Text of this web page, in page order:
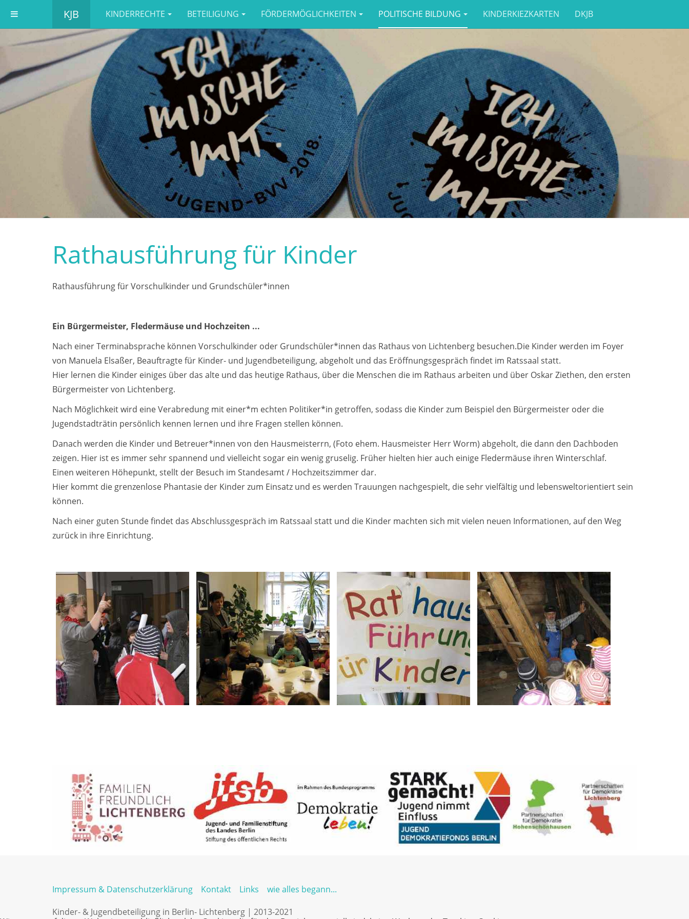
KJB KINDERRECHTE BETEILIGUNG FÖRDERMÖGLICHKEITEN POLITISCHE BILDUNG KINDERKIEZKARTEN DKJB
Rathausführung für Kinder
Rathausführung für Vorschulkinder und Grundschüler*innen
Ein Bürgermeister, Fledermäuse und Hochzeiten ...
Nach einer Terminabsprache können Vorschulkinder oder Grundschüler*innen das Rathaus von Lichtenberg besuchen.Die Kinder werden im Foyer
von Manuela Elsaßer, Beauftragte für Kinder- und Jugendbeteiligung, abgeholt und das Eröffnungsgespräch findet im Ratssaal statt.
Hier lernen die Kinder einiges über das alte und das heutige Rathaus, über die Menschen die im Rathaus arbeiten und über Oskar Ziethen, den ersten
Bürgermeister von Lichtenberg.
Nach Möglichkeit wird eine Verabredung mit einer*m echten Politiker*in getroffen, sodass die Kinder zum Beispiel den Bürgermeister oder die
Jugendstadträtin persönlich kennen lernen und ihre Fragen stellen können.
Danach werden die Kinder und Betreuer*innen von den Hausmeisterrn, (Foto ehem. Hausmeister Herr Worm) abgeholt, die dann den Dachboden
zeigen. Hier ist es immer sehr spannend und vielleicht sogar ein wenig gruselig. Früher hielten hier auch einige Fledermäuse ihren Winterschlaf.
Einen weiteren Höhepunkt, stellt der Besuch im Standesamt / Hochzeitszimmer dar.
Hier kommt die grenzenlose Phantasie der Kinder zum Einsatz und es werden Trauungen nachgespielt, die sehr vielfältig und lebensweltorientiert sein
können.
Nach einer guten Stunde findet das Abschlussgespräch im Ratssaal statt und die Kinder machten sich mit vielen neuen Informationen, auf den Weg
zurück in ihre Einrichtung.
Impressum & Datenschutzerklärung Kontakt Links
wie alles begann...
Kinder- & Jugendbeteiligung in Berlin- Lichtenberg | 2013-2021